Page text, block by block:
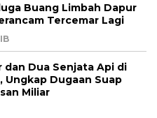
Buang Limbah Dapur
Tercemar Lagi
dan Dua Senjata Api di
Ungkap Dugaan Suap
Miliar